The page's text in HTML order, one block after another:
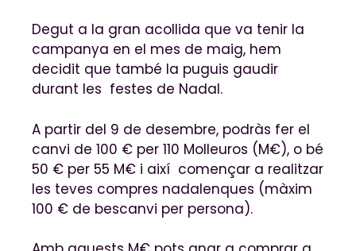
Degut a la gran acollida que va tenir la
campanya en el mes de maig, hem
decidit que també la puguis gaudir
durant les festes de Nadal.
A partir del 9 de desembre, podràs fer el
canvi de 100 € per 110 Molleuros (M€), o bé
50 € per 55 M€ i així començar a realitzar
les teves compres nadalenques (màxim
100 € de bescanvi per persona).